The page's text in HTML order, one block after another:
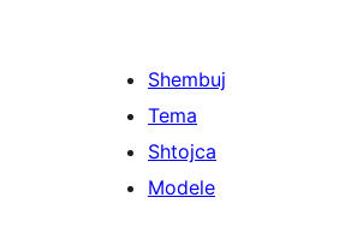
Shembuj
Tema
Shtojca
Modele